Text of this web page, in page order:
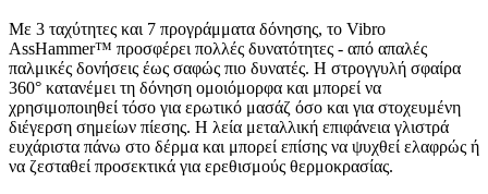
Με 3 ταχύτητες και 7 προγράμματα δόνησης, το Vibro
AssHammer™ προσφέρει πολλές δυνατότητες - από απαλές
παλμικές δονήσεις έως σαφώς πιο δυνατές. Η στρογγυλή σφαίρα
360° κατανέμει τη δόνηση ομοιόμορφα και μπορεί να
χρησιμοποιηθεί τόσο για ερωτικό μασάζ όσο και για στοχευμένη
διέγερση σημείων πίεσης. Η λεία μεταλλική επιφάνεια γλιστρά
ευχάριστα πάνω στο δέρμα και μπορεί επίσης να ψυχθεί ελαφρώς ή
να ζεσταθεί προσεκτικά για ερεθισμούς θερμοκρασίας.